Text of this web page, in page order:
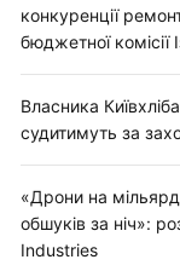
конкуренції
бюджетної комісії
Власника
судитимуть за
«Дрони на
обшуків за ніч»:
Industries